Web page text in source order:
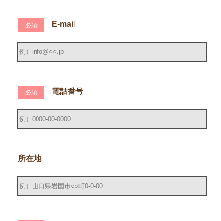
E-mail
必須
電話番号
必須
所在地